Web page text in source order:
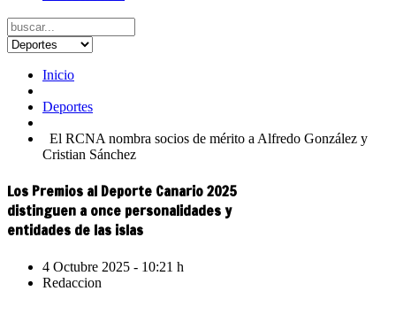
Inicio
Deportes
El RCNA nombra socios de mérito a Alfredo González y
Cristian Sánchez
Los Premios al Deporte Canario 2025
distinguen a once personalidades y
entidades de las islas
4 Octubre 2025 - 10:21 h
Redaccion